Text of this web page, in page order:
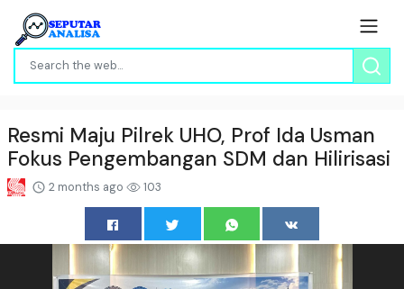
Resmi Maju Pilrek UHO, Prof Ida Usman
Fokus Pengembangan SDM dan Hilirisasi
2 months ago 103